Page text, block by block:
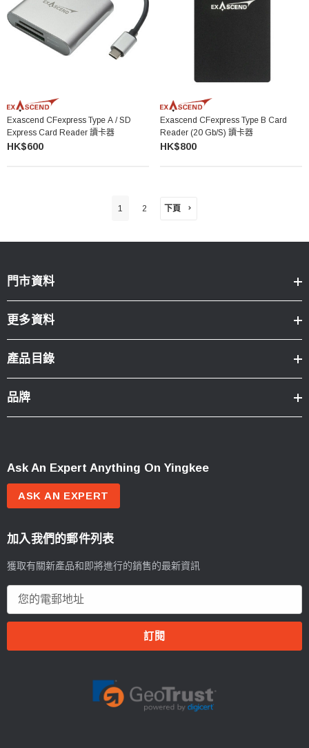
Exascend CFexpress Type A / SD
Express Card Reader 讀卡器
HK$600
Exascend CFexpress Type B Card
Reader (20 Gb/s) 讀卡器
HK$800
1 2 下頁
門市資料
更多資料
產品目錄
品牌
Ask An Expert Anything On Yingkee
ASK AN EXPERT
加入我們的郵件列表
獲取有關新產品和即將進行的銷售的最新資訊
郵